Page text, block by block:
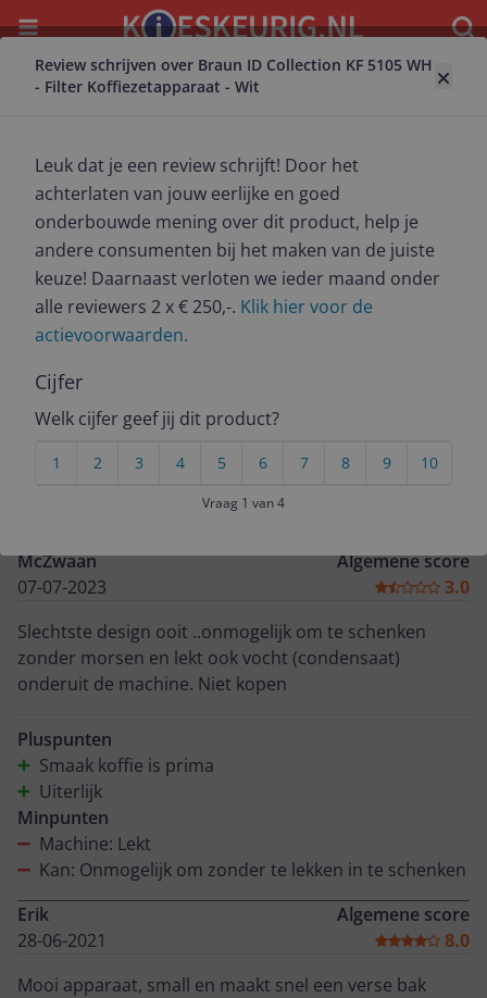
Menu
Terug naar koffiezetapparaat
4.7(3)
Review schrijven over Braun ID Collection KF 5105 WH
- Filter Koffiezetapparaat - Wit
Leuk dat je een review schrijft! Door het
achterlaten van jouw eerlijke en goed
onderbouwde mening over dit product, help je
andere consumenten bij het maken van de juiste
keuze! Daarnaast verloten we ieder maand onder
alle reviewers 2 x € 250,-. Klik hier voor de
actievoorwaarden.
Cijfer
Welk cijfer geef jij dit product?
10
9
8
7
6
5
4
3
2
1
Vraag 1 van 4
Alle 1 prijzen en aanbieders
Marketplace aanbod
Meest populaire keuze – Scherpste prijs!
3 tot 4 dagen
€20,-
Bekijk product
Bekijk product
McZwaan
07-07-2023
Algemene score
3.0
Slechtste design ooit ..onmogelijk om te schenken
zonder morsen en lekt ook vocht (condensaat)
onderuit de machine. Niet kopen
Pluspunten
Smaak koffie is prima
Uiterlijk
Minpunten
Machine: Lekt
Kan: Onmogelijk om zonder te lekken in te schenken
Erik
28-06-2021
Algemene score
8.0
Mooi apparaat, small en maakt snel een verse bak